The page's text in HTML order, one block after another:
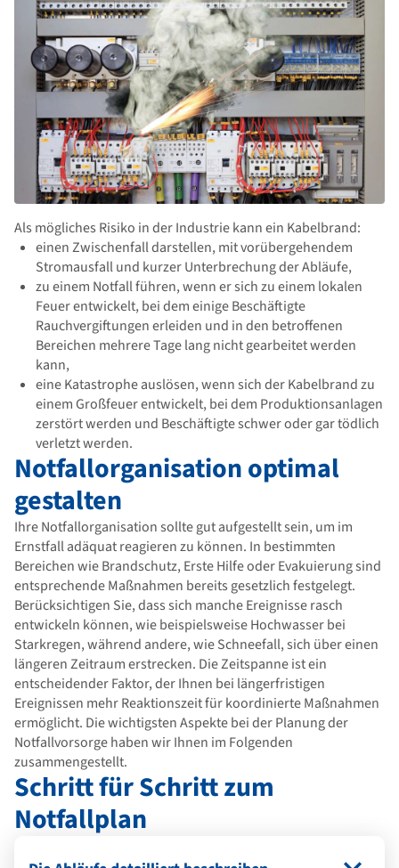
Als mögliches Risiko in der Industrie kann ein Kabelbrand:
einen Zwischenfall darstellen, mit vorübergehendem
Stromausfall und kurzer Unterbrechung der Abläufe,
zu einem Notfall führen, wenn er sich zu einem lokalen
Feuer entwickelt, bei dem einige Beschäftigte
Rauchvergiftungen erleiden und in den betroffenen
Bereichen mehrere Tage lang nicht gearbeitet werden
kann,
eine Katastrophe auslösen, wenn sich der Kabelbrand zu
einem Großfeuer entwickelt, bei dem Produktionsanlagen
zerstört werden und Beschäftigte schwer oder gar tödlich
verletzt werden.
Notfallorganisation optimal
gestalten
Ihre Notfallorganisation sollte gut aufgestellt sein, um im
Ernstfall adäquat reagieren zu können. In bestimmten
Bereichen wie Brandschutz, Erste Hilfe oder Evakuierung sind
entsprechende Maßnahmen bereits gesetzlich festgelegt.
Berücksichtigen Sie, dass sich manche Ereignisse rasch
entwickeln können, wie beispielsweise Hochwasser bei
Starkregen, während andere, wie Schneefall, sich über einen
längeren Zeitraum erstrecken. Die Zeitspanne ist ein
entscheidender Faktor, der Ihnen bei längerfristigen
Ereignissen mehr Reaktionszeit für koordinierte Maßnahmen
ermöglicht. Die wichtigsten Aspekte bei der Planung der
Notfallvorsorge haben wir Ihnen im Folgenden
zusammengestellt.
Schritt für Schritt zum
Notfallplan